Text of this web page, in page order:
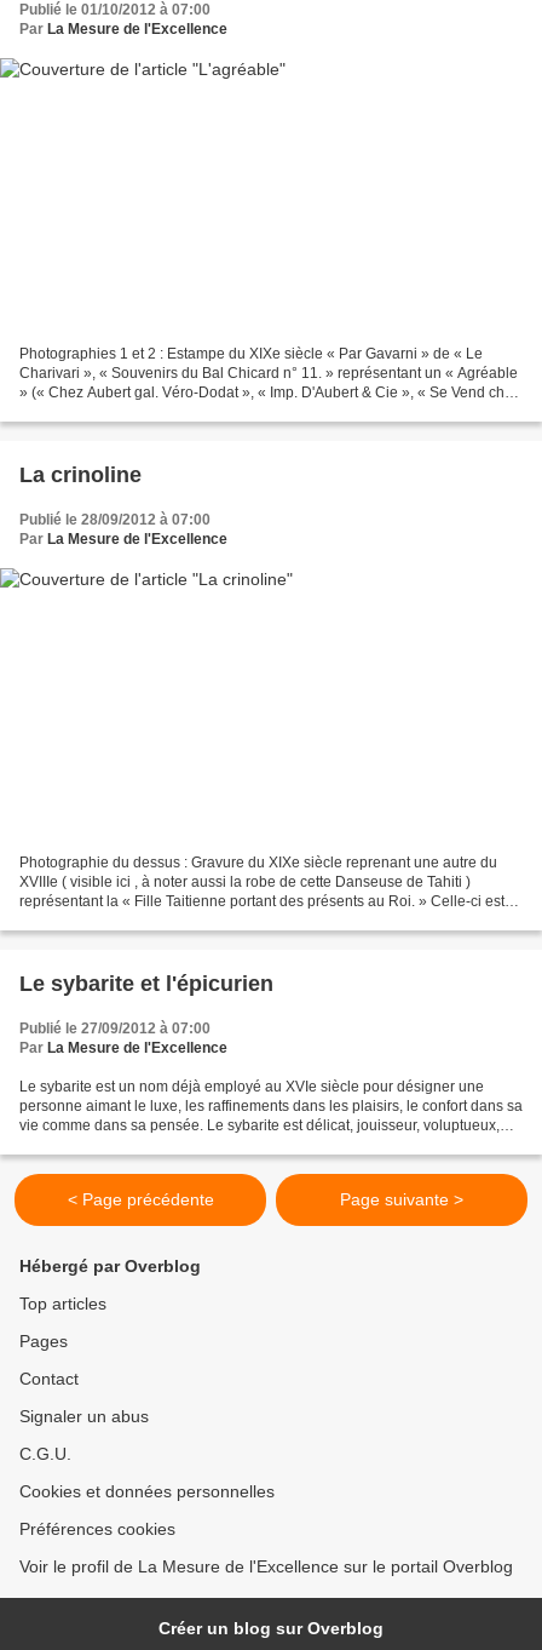
Publié le 01/10/2012 à 07:00
Par La Mesure de l'Excellence
Photographies 1 et 2 : Estampe du XIXe siècle « Par Gavarni » de « Le
Charivari », « Souvenirs du Bal Chicard n° 11. » représentant un « Agréable
» (« Chez Aubert gal. Véro-Dodat », « Imp. D'Aubert & Cie », « Se Vend chez
La crinoline
Publié le 28/09/2012 à 07:00
Par La Mesure de l'Excellence
Photographie du dessus : Gravure du XIXe siècle reprenant une autre du
XVIIIe ( visible ici , à noter aussi la robe de cette Danseuse de Tahiti )
représentant la « Fille Taitienne portant des présents au Roi. » Celle-ci est
Le sybarite et l'épicurien
Publié le 27/09/2012 à 07:00
Par La Mesure de l'Excellence
Le sybarite est un nom déjà employé au XVIe siècle pour désigner une
personne aimant le luxe, les raffinements dans les plaisirs, le confort dans sa
vie comme dans sa pensée. Le sybarite est délicat, jouisseur, voluptueux,
< Page précédente Page suivante >
Hébergé par Overblog
Top articles
Pages
Contact
Signaler un abus
C.G.U.
Cookies et données personnelles
Préférences cookies
Voir le profil de La Mesure de l'Excellence sur le portail Overblog
Créer un blog sur Overblog